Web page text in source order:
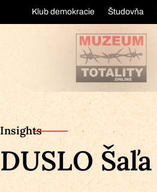
Klub demokracie Študovňa
Insights
DUSLO Šaľa